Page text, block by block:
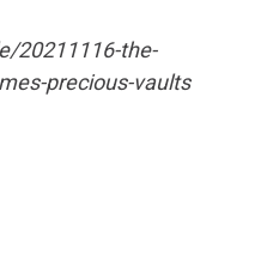
20211116-the-
precious-vaults